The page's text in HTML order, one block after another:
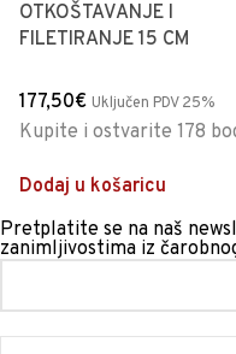
OTKOŠTAVANJE I
FILETIRANJE 15 CM
177,50€ Uključen PDV 25%
Kupite i ostvarite 178
Dodaj u košaricu
Pretplatite se na naš
zanimljivostima iz